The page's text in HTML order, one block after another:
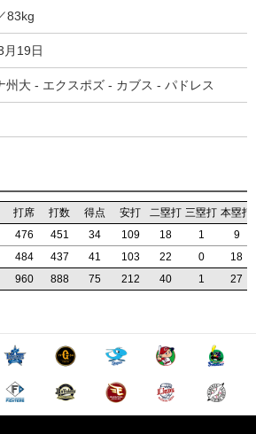
83kg
月19日
州大 - エクスポズ - カブス - パドレス
打席 打数 得点 安打 二塁打 三塁打 本塁打
476 451 34 109 18 1
9
484 437 41 103 22 0
18
960 888 75 212 40 1 27
打席 打数 得点 安打 二塁打 三塁打 本塁打
476 451 34 109 18 1
9
484 437 41 103 22 0
18
960 888 75 212 40 1 27
打席 打数 得点 安打 二塁打 三塁打 本塁打
476 451 34 109 18 1
9
484 437 41 103 22 0
18
960 888 75 212 40 1 27
打席 打数 得点 安打 二塁打 三塁打 本塁打
476 451 34 109 18 1
9
484 437 41 103 22 0
18
960 888 75 212 40 1 27